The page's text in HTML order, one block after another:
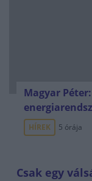
Magyar
HÍREK 5 órája
Csak egy